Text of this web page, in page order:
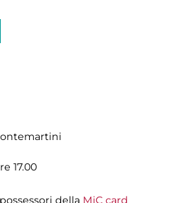
17.00
della MiC card